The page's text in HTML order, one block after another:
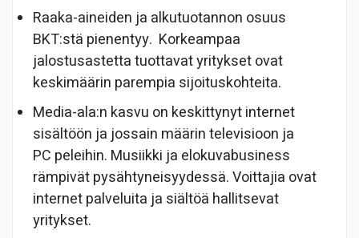
Raaka-aineiden ja alkutuotannon osuus
BKT:stä pienentyy. Korkeampaa
jalostusastetta tuottavat yritykset ovat
keskimäärin parempia sijoituskohteita.
Media-ala:n kasvu on keskittynyt internet
sisältöön ja jossain määrin televisioon ja
PC peleihin. Musiikki ja elokuvabusiness
rämpivät pysähtyneisyydessä. Voittajia ovat
internet palveluita ja siältöä hallitsevat
yritykset.